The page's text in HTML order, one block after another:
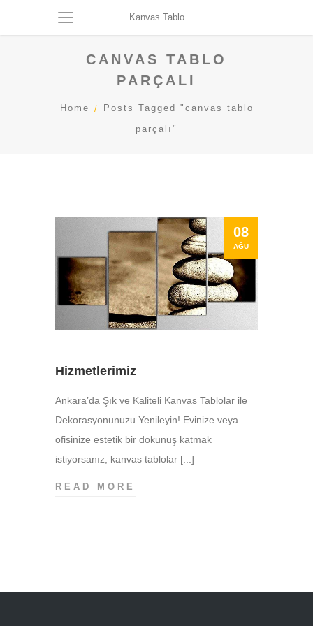
Kanvas Tablo
CANVAS TABLO
PARÇALI
Home
Posts Tagged "canvas tablo
parçalı"
08
AĞU
Hizmetlerimiz
Ankara’da Şık ve Kaliteli Kanvas Tablolar ile
Dekorasyonunuzu Yenileyin! Evinize veya
ofisinize estetik bir dokunuş katmak
istiyorsanız, kanvas tablolar [...]
READ MORE